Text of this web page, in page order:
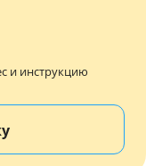
и инструкцию